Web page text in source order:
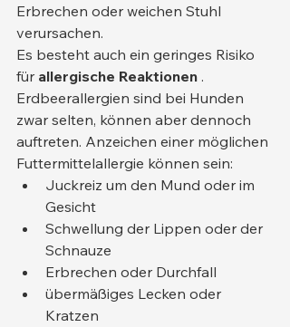
Erbrechen oder weichen Stuhl
verursachen.
Es besteht auch ein geringes Risiko
für allergische Reaktionen .
Erdbeerallergien sind bei Hunden
zwar selten, können aber dennoch
auftreten. Anzeichen einer möglichen
Futtermittelallergie können sein:
Juckreiz um den Mund oder im
Gesicht
Schwellung der Lippen oder der
Schnauze
Erbrechen oder Durchfall
übermäßiges Lecken oder
Kratzen